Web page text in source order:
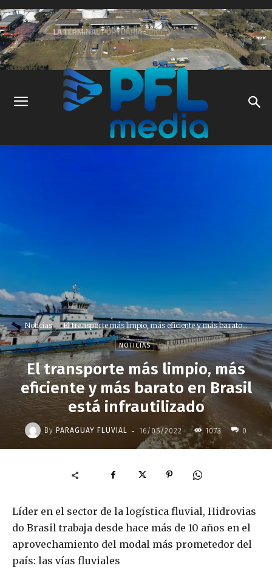
Noticias El transporte más limpio, más eficiente y más barato...
NOTICIAS
El transporte más limpio, más
eficiente y más barato en Brasil
está infrautilizado
By PARAGUAY FLUVIAL - 16/05/2022 1073 0
Líder en el sector de la logística fluvial, Hidrovias
do Brasil trabaja desde hace más de 10 años en el
aprovechamiento del modal más prometedor del
país: las vías fluviales